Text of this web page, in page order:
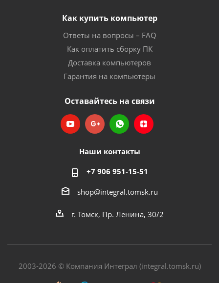
Как купить компьютер
Ответы на вопросы – FAQ
Как оплатить сборку ПК
Доставка компьютеров
Гарантия на компьютеры
Оставайтесь на связи
Наши контакты
+7 906 951-15-51
shop@integral.tomsk.ru
г. Томск, Пр. Ленина, 30/2
2003-2026 © Компания Интеграл (integral.tomsk.ru)